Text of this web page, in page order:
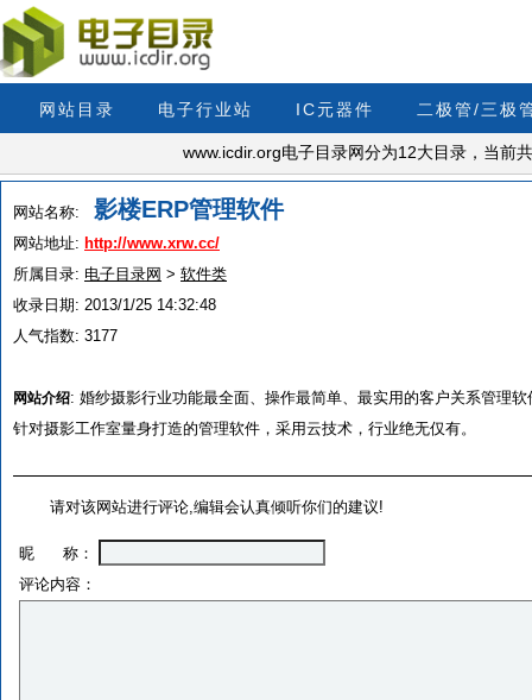
网站目录 电子行业站 IC元器件 二极管/三极
www.icdir.org电子目录网分为12大目录，当前
网站名称: 影楼ERP管理软件
网站地址: http://www.xrw.cc/
所属目录: 电子目录网 > 软件类
收录日期: 2013/1/25 14:32:48
人气指数: 3177
网站介绍: 婚纱摄影行业功能最全面、操作最简单、最实用的客户关系管理
针对摄影工作室量身打造的管理软件，采用云技术，行业绝无仅有。
请对该网站进行评论,编辑会认真倾听你们的建议!
昵 称：
评论内容：